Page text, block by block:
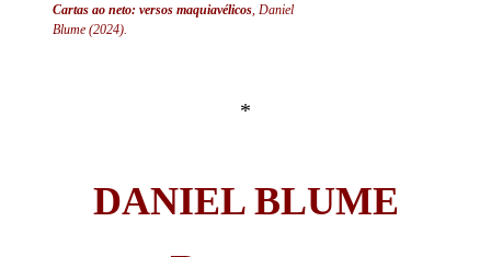
Cartas ao neto: versos maquiavélicos Daniel
Blume (2024).
*
DANIEL BLUME